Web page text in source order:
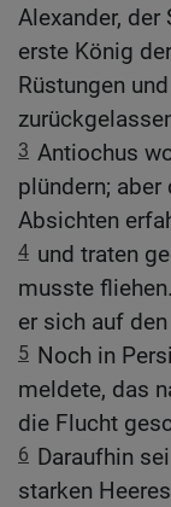
Alexander,
erste König
Rüstungen
3 Antiochus
plündern; aber
Absichten
4 und traten
musste
er sich auf
5 Noch in
meldete, das
die Flucht
6 Daraufhin
starken